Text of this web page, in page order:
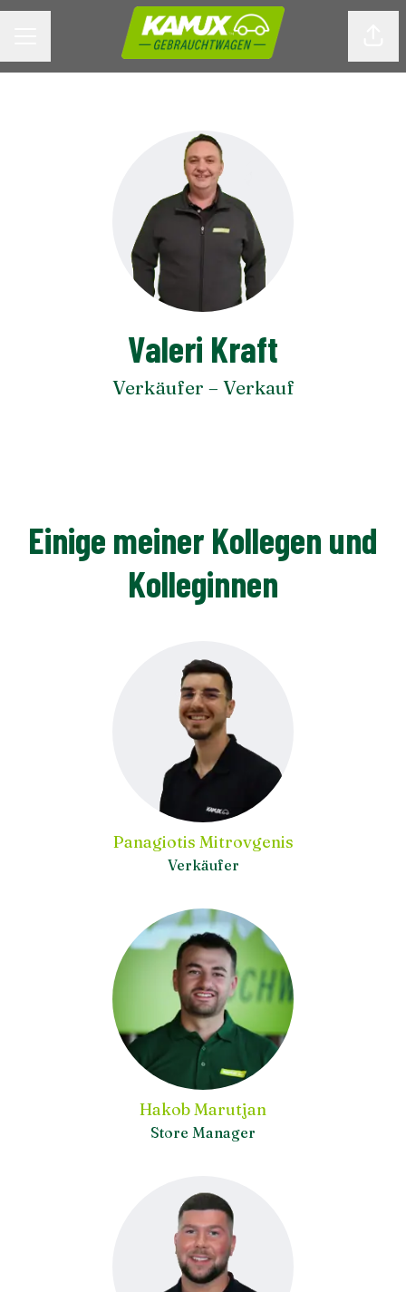
KARRIEREMENÜ
Valeri Kraft
Verkäufer – Verkauf
Einige meiner Kollegen und
Kolleginnen
Panagiotis Mitrovgenis
Verkäufer
Hakob Marutjan
Store Manager